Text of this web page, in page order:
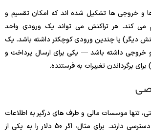
و خروجی ها تشکیل شده اند که امکان تقسیم و
می کند. هر تراکنش می تواند یک ورودی واحد
دیگر) یا چندین ورودی کوچکتر داشته باشد. یک
خروجی داشته باشد — یکی برای ارسال پرداخت و
برگرداندن تغییرات به فرستنده.
تنها موسسات مالی و طرف های درگیر به اطلاعات
مربوط به یک معامله دسترسی دارند. برای مثال، اگر 50 دلار را به یکی از